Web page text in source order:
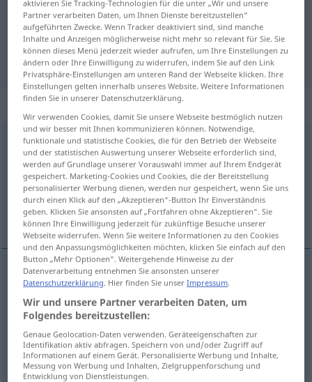
"anheften" Portugiesisch
Übersetzung
„anheften“
anheften <-e->
Übersicht aller Übersetzungen
(Für mehr Details die Übersetzung anklicken/antippen)
pregar, alinhavar, juntar
p(r)egar anheften
alinhavar anheften(≈ nähen)
juntar anheften (≈ beifügen)
aktivieren Sie Tracking-Technologien für die unter „Wir und unsere
Partner verarbeiten Daten, um Ihnen Dienste bereitzustellen“
aufgeführten Zwecke. Wenn Tracker deaktiviert sind, sind manche
Inhalte und Anzeigen möglicherweise nicht mehr so relevant für Sie. Sie
können dieses Menü jederzeit wieder aufrufen, um Ihre Einstellungen zu
ändern oder Ihre Einwilligung zu widerrufen, indem Sie auf den Link
Privatsphäre-Einstellungen am unteren Rand der Webseite klicken. Ihre
Einstellungen gelten innerhalb unseres Website. Weitere Informationen
finden Sie in unserer Datenschutzerklärung.
Wir verwenden Cookies, damit Sie unsere Webseite bestmöglich nutzen
und wir besser mit Ihnen kommunizieren können. Notwendige,
funktionale und statistische Cookies, die für den Betrieb der Webseite
und der statistischen Auswertung unserer Webseite erforderlich sind,
werden auf Grundlage unserer Vorauswahl immer auf Ihrem Endgerät
gespeichert. Marketing-Cookies und Cookies, die der Bereitstellung
personalisierter Werbung dienen, werden nur gespeichert, wenn Sie uns
durch einen Klick auf den „Akzeptieren“-Button Ihr Einverständnis
geben. Klicken Sie ansonsten auf „Fortfahren ohne Akzeptieren“. Sie
können Ihre Einwilligung jederzeit für zukünftige Besuche unserer
Webseite widerrufen. Wenn Sie weitere Informationen zu den Cookies
und den Anpassungsmöglichkeiten möchten, klicken Sie einfach auf den
Button „Mehr Optionen“. Weitergehende Hinweise zu der
Datenverarbeitung entnehmen Sie ansonsten unserer
Datenschutzerklärung. Hier finden Sie unserImpressum.
Wir und unsere Partner verarbeiten Daten, um
Folgendes bereitzustellen:
Genaue Geolocation-Daten verwenden. Geräteeigenschaften zur
Identifikation aktiv abfragen. Speichern von und/oder Zugriff auf
Informationen auf einem Gerät. Personalisierte Werbung und Inhalte,
Messung von Werbung und Inhalten, Zielgruppenforschung und
Entwicklung von Dienstleistungen.